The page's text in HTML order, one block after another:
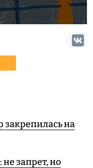
закрепилась на
запрет, но